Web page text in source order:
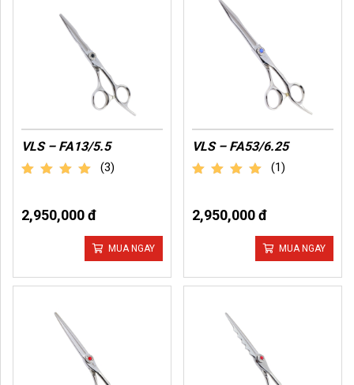
VLS – FA13/5.5
(3)
2,950,000 đ
MUA NGAY
VLS – FA53/6.25
(1)
2,950,000 đ
MUA NGAY